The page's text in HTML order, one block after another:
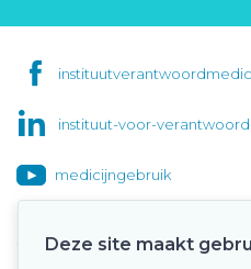
instituut-voor-
medicijngebruik
Deze site maakt